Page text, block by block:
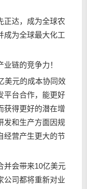
达，成为全球农
成为全球最大化工
链的竞争力！
元的成本协同效
平台合作，能更好
获得更好的潜在增
发和生产方面因规
经营产生更大的节
会带来10亿美元
公司都将重新对业